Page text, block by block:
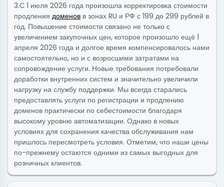
3.С 1 июля 2026 года произошла корректировка стоимости
продления доменов в зонах RU и РФ с 199 до 299 рублей в
год. Повышение стоимости связано не только с
увеличением закупочных цен, которое произошло ещё 1
апреля 2026 года и долгое время компенсировалось нами
самостоятельно, но и с возросшими затратами на
сопровождение услуги. Новые требования потребовали
доработки внутренних систем и значительно увеличили
нагрузку на службу поддержки. Мы всегда старались
предоставлять услуги по регистрации и продлению
доменов практически по себестоимости благодаря
высокому уровню автоматизации. Однако в новых
условиях для сохранения качества обслуживания нам
пришлось пересмотреть условия. Отметим, что наши цены
по-прежнему остаются одними из самых выгодных для
розничных клиентов.